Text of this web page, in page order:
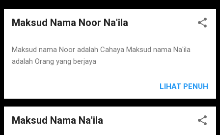
o
Maksud Nama Noor Na'ila
Maksud nama Noor adalah Cahaya Maksud nama Na'ila
adalah Orang yang berjaya
LIHAT PENUH
Maksud Nama Na'ila